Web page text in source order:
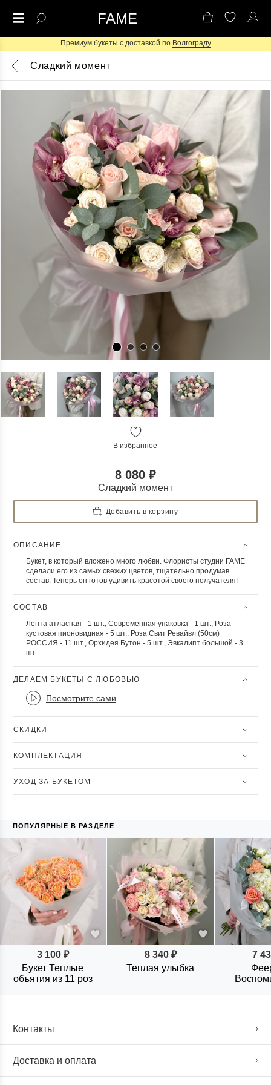
FAME
Премиум букеты с доставкой по Волгограду
Сладкий момент
В избранное
8 080 ₽
Сладкий момент
Добавить в корзину
ОПИСАНИЕ
Букет, в который вложено много любви. Флористы студии FAME
сделали его из самых свежих цветов, тщательно продумав
состав. Теперь он готов удивить красотой своего получателя!
СОСТАВ
Лента атласная - 1 шт., Современная упаковка - 1 шт., Роза
кустовая пионовидная - 5 шт., Роза Свит Ревайвл (50см)
РОССИЯ - 11 шт., Орхидея Бутон - 5 шт., Эвкалипт большой - 3
шт.
ДЕЛАЕМ БУКЕТЫ С ЛЮБОВЬЮ
Посмотрите сами
СКИДКИ
КОМПЛЕКТАЦИЯ
УХОД ЗА БУКЕТОМ
ПОПУЛЯРНЫЕ В РАЗДЕЛЕ
3 100 ₽
Букет Теплые
объятия из 11 роз
8 340 ₽
Теплая улыбка
7
Контакты
Доставка и оплата